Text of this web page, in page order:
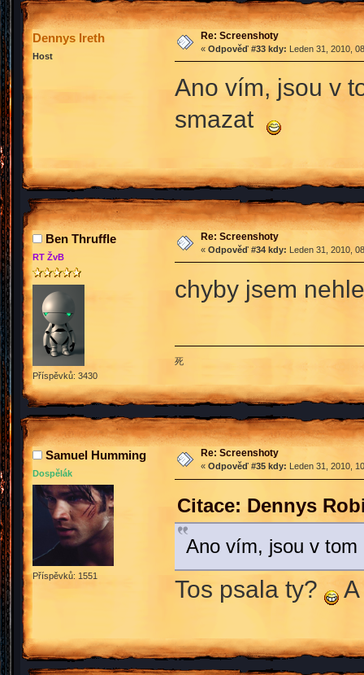
Dennys Ireth
Host
Re: Screenshoty
« Odpověď #33 kdy: Leden 31, 2010,
Ano vím, jsou v
smazat
Ben Thruffle
RT ŽvB
Příspěvků: 3430
Re: Screenshoty
« Odpověď #34 kdy: Leden 31, 2010,
chyby jsem
死
Samuel Humming
Dospělák
Příspěvků: 1551
Re: Screenshoty
« Odpověď #35 kdy: Leden 31, 2010,
Citace: Dennys
Ano vím, jsou v
Tos psala ty? A